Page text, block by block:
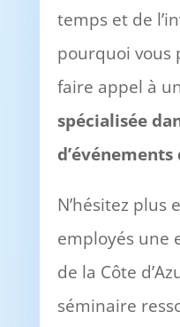
temps et de
pourquoi vous
faire appel à
spécialisée
N’hésitez plus
employés une
de la Côte
séminaire